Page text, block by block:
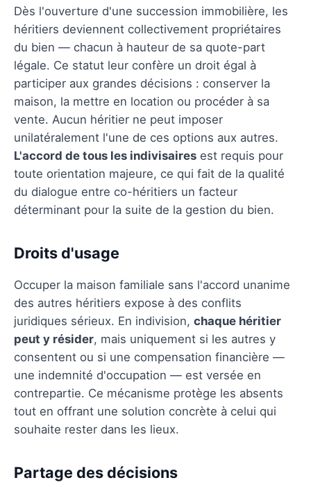
Dès l'ouverture d'une succession immobilière, les
héritiers deviennent collectivement propriétaires
du bien — chacun à hauteur de sa quote-part
légale. Ce statut leur confère un droit égal à
participer aux grandes décisions : conserver la
maison, la mettre en location ou procéder à sa
vente. Aucun héritier ne peut imposer
unilatéralement l'une de ces options aux autres.
L'accord de tous les indivisaires est requis pour
toute orientation majeure, ce qui fait de la qualité
du dialogue entre co-héritiers un facteur
déterminant pour la suite de la gestion du bien.
Droits d'usage
Occuper la maison familiale sans l'accord unanime
des autres héritiers expose à des conflits
juridiques sérieux. En indivision, chaque héritier
peut y résider, mais uniquement si les autres y
consentent ou si une compensation financière —
une indemnité d'occupation — est versée en
contrepartie. Ce mécanisme protège les absents
tout en offrant une solution concrète à celui qui
souhaite rester dans les lieux.
Partage des décisions